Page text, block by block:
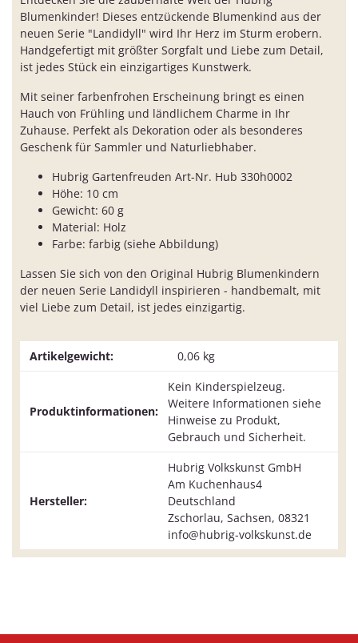
Blumenkinder! Dieses entzückende Blumenkind aus der
neuen Serie "Landidyll" wird Ihr Herz im Sturm erobern.
Handgefertigt mit größter Sorgfalt und Liebe zum Detail,
ist jedes Stück ein einzigartiges Kunstwerk.
Mit seiner farbenfrohen Erscheinung bringt es einen
Hauch von Frühling und ländlichem Charme in Ihr
Zuhause. Perfekt als Dekoration oder als besonderes
Geschenk für Sammler und Naturliebhaber.
Hubrig Gartenfreuden Art-Nr. Hub 330h0002
Höhe: 10 cm
Gewicht: 60 g
Material: Holz
Farbe: farbig (siehe Abbildung)
Lassen Sie sich von den Original Hubrig Blumenkindern
der neuen Serie Landidyll inspirieren - handbemalt, mit
viel Liebe zum Detail, ist jedes einzigartig.
Artikelgewicht: 0,06 kg
Produktinformationen:
Kein Kinderspielzeug.
Weitere Informationen siehe
Hinweise zu Produkt,
Gebrauch und Sicherheit.
Hersteller:
Hubrig Volkskunst GmbH
Am Kuchenhaus4
Deutschland
Zschorlau, Sachsen, 08321
info@hubrig-volkskunst.de